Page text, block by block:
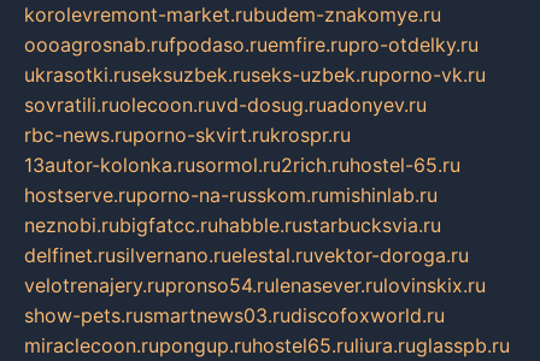
korolevremont-market.rubudem-znakomye.ru
oooagrosnab.rufpodaso.ruemfire.rupro-otdelky.ru
ukrasotki.ruseksuzbek.ruseks-uzbek.ruporno-vk.ru
sovratili.ruolecoon.ruvd-dosug.ruadonyev.ru
rbc-news.ruporno-skvirt.rukrospr.ru
13autor-kolonka.rusormol.ru2rich.ruhostel-65.ru
hostserve.ruporno-na-russkom.rumishinlab.ru
neznobi.rubigfatcc.ruhabble.rustarbucksvia.ru
delfinet.rusilvernano.ruelestal.ruvektor-doroga.ru
velotrenajery.rupronso54.rulenasever.rulovinskix.ru
show-pets.rusmartnews03.rudiscofoxworld.ru
miraclecoon.rupongup.ruhostel65.ruliura.ruglasspb.ru